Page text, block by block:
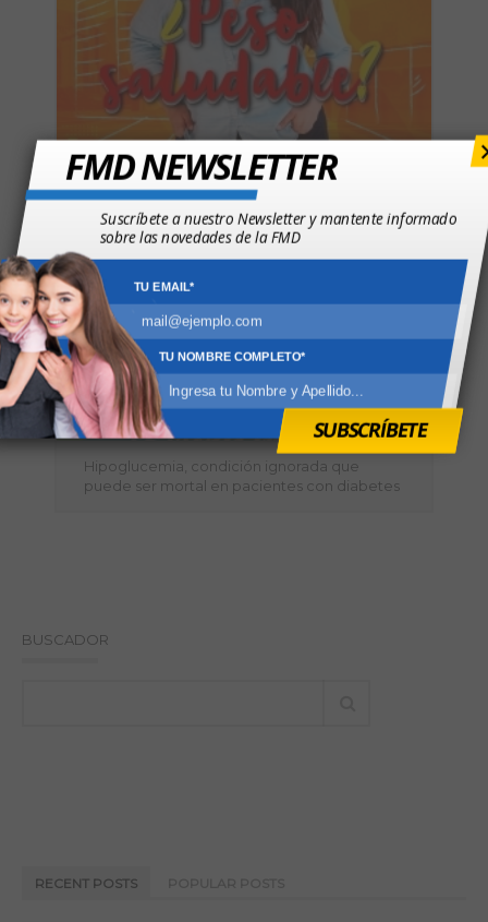
Obesidad ¿Qué es y cuáles son sus causas?
Hipoglucemia, condición ignorada que
puede ser mortal en pacientes con diabetes
BUSCADOR
RECENT POSTS
FMD NEWSLETTER
Suscríbete a nuestro Newsletter y mantente informado
sobre las novedades de la FMD
TU EMAIL*
SUBSCRÍBETE
TU NOMBRE COMPLETO*